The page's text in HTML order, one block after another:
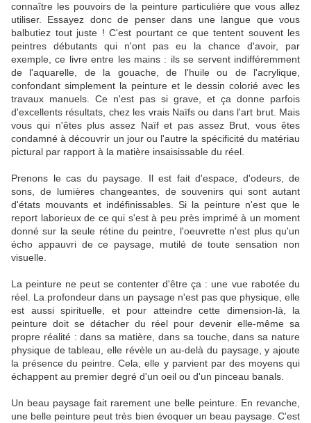
connaître les pouvoirs de la peinture particulière que vous allez
utiliser. Essayez donc de penser dans une langue que vous
balbutiez tout juste ! C'est pourtant ce que tentent souvent les
peintres débutants qui n'ont pas eu la chance d'avoir, par
exemple, ce livre entre les mains : ils se servent indifféremment
de l'aquarelle, de la gouache, de l'huile ou de l'acrylique,
confondant simplement la peinture et le dessin colorié avec les
travaux manuels. Ce n'est pas si grave, et ça donne parfois
d'excellents résultats, chez les vrais Naïfs ou dans l'art brut. Mais
vous qui n'êtes plus assez Naïf et pas assez Brut, vous êtes
condamné à découvrir un jour ou l'autre la spécificité du matériau
pictural par rapport à la matière insaisissable du réel.
Prenons le cas du paysage. Il est fait d'espace, d'odeurs, de
sons, de lumières changeantes, de souvenirs qui sont autant
d'états mouvants et indéfinissables. Si la peinture n'est que le
report laborieux de ce qui s'est à peu près imprimé à un moment
donné sur la seule rétine du peintre, l'oeuvrette n'est plus qu'un
écho appauvri de ce paysage, mutilé de toute sensation non
visuelle.
La peinture ne peut se contenter d'être ça : une vue rabotée du
réel. La profondeur dans un paysage n'est pas que physique, elle
est aussi spirituelle, et pour atteindre cette dimension-là, la
peinture doit se détacher du réel pour devenir elle-même sa
propre réalité : dans sa matière, dans sa touche, dans sa nature
physique de tableau, elle révèle un au-delà du paysage, y ajoute
la présence du peintre. Cela, elle y parvient par des moyens qui
échappent au premier degré d'un oeil ou d'un pinceau banals.
Un beau paysage fait rarement une belle peinture. En revanche,
une belle peinture peut très bien évoquer un beau paysage. C'est